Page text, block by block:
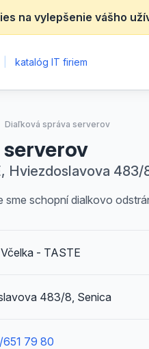
na vylepšenie vášho
katalóg IT firiem
Diaľková správa serverov
Hviezdoslavova 483/
schopní dialkovo
- TASTE
483/8, Senica
79 80